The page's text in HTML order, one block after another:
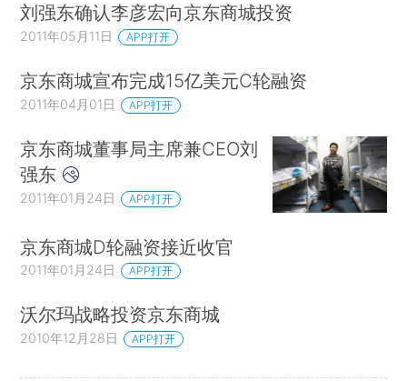
刘强东确认李彦宏向京东商城投资
2011年05月11日 APP打开
京东商城宣布完成15亿美元C轮融资
2011年04月01日 APP打开
京东商城董事局主席兼CEO刘
强东
2011年01月24日 APP打开
京东商城D轮融资接近收官
2011年01月24日 APP打开
沃尔玛战略投资京东商城
2010年12月28日 APP打开